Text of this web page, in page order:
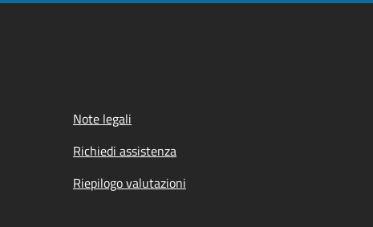
Note legali
Richiedi assistenza
Riepilogo valutazioni